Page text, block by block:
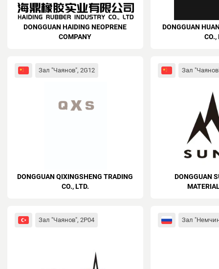
DONGGUAN HAIDING NEOPRENE
COMPANY
DONGGUAN
CO.,
Зал "Чаянов", 2G12
DONGGUAN QIXINGSHENG TRADING
CO., LTD.
Зал
DONGGUAN
Зал "Чаянов", 2Р04 Зал